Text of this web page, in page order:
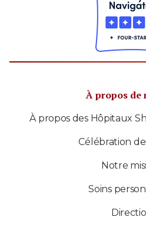
À propos de
À propos des Hôpitaux
Célébration
Notre
Soins